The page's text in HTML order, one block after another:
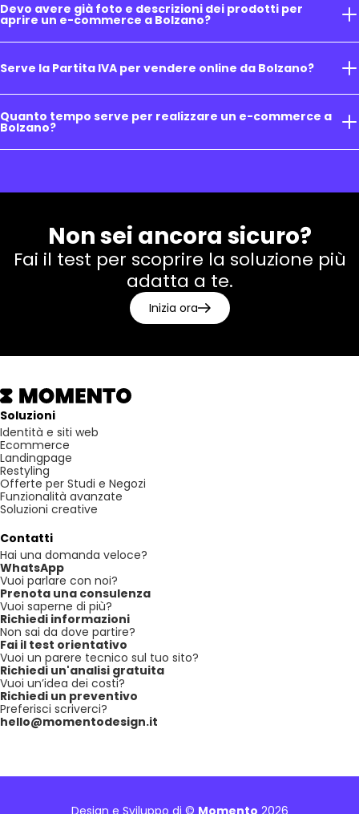
Devo avere già foto e descrizioni dei prodotti per
aprire un e-commerce a Bolzano?
Serve la Partita IVA per vendere online da Bolzano?
Quanto tempo serve per realizzare un e-commerce a
Bolzano?
Non sei ancora sicuro?
Fai il test per scoprire la soluzione più
adatta a te.
Inizia ora
Soluzioni
Identità e siti web
Ecommerce
Landingpage
Restyling
Offerte per Studi e Negozi
Funzionalità avanzate
Soluzioni creative
Contatti
Hai una domanda veloce?
WhatsApp
Vuoi parlare con noi?
Prenota una consulenza
Vuoi saperne di più?
Richiedi informazioni
Non sai da dove partire?
Fai il test orientativo
Vuoi un parere tecnico sul tuo sito?
Richiedi un'analisi gratuita
Vuoi un’idea dei costi?
Richiedi un preventivo
Preferisci scriverci?
hello@momentodesign.it
Design e Sviluppo di © Momento 2026